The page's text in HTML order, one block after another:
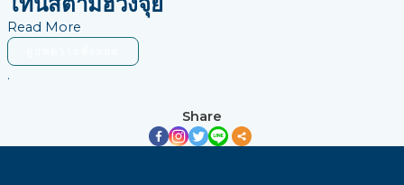
Read More
.
Share